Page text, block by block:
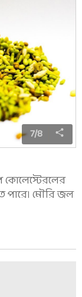
7/8
কোলেস্টেরলের
পারে। মৌরি জল